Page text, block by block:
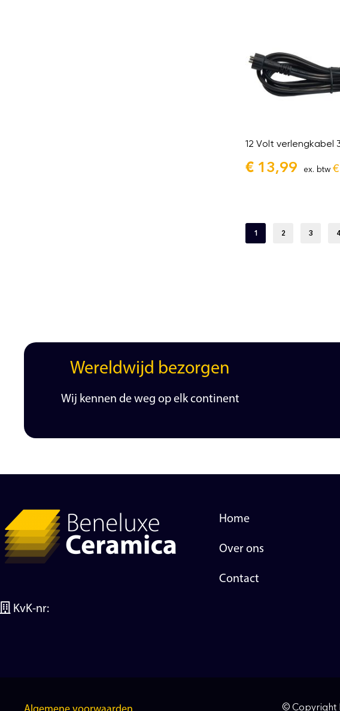
12 Volt verlengkabel
€ 13,99 ex. btw €
1 2 3 4
Wereldwijd bezorgen
Wij kennen de weg op elk continent
KvK-nr:
Home
Over ons
Contact
© Copyright